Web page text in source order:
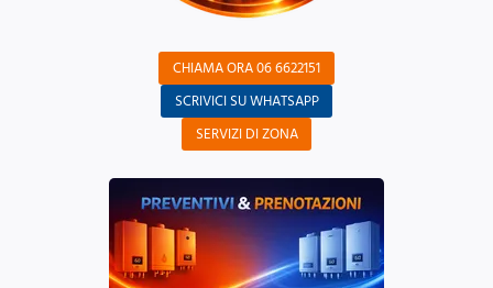
CHIAMA ORA 06 6622151
SCRIVICI SU WHATSAPP
SERVIZI DI ZONA